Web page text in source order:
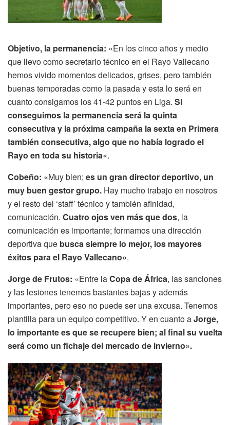
Objetivo, la permanencia: «En los cinco años y medio
que llevo como secretario técnico en el Rayo Vallecano
hemos vivido momentos delicados, grises, pero también
buenas temporadas como la pasada y esta lo será en
cuanto consigamos los 41-42 puntos en Liga. Si
conseguimos la permanencia será la quinta
consecutiva y la próxima campaña la sexta en Primera
también consecutiva, algo que no había logrado el
Rayo en toda su historia«.
Cobeño: «Muy bien; es un gran director deportivo, un
muy buen gestor grupo. Hay mucho trabajo en nosotros
y el resto del ‘staff’ técnico y también afinidad,
comunicación. Cuatro ojos ven más que dos, la
comunicación es importante; formamos una dirección
deportiva que busca siempre lo mejor, los mayores
éxitos para el Rayo Vallecano».
Jorge de Frutos: «Entre laCopa de África, las sanciones
y las lesiones tenemos bastantes bajas y además
importantes, pero eso no puede ser una excusa. Tenemos
plantilla para un equipo competitivo. Y en cuanto aJorge,
lo importante es que se recupere bien; al final su vuelta
será como un fichaje del mercado de invierno».